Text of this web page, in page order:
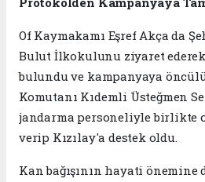
Of Kaymakamı Eşref Akça da
Bulut İlkokulunu ziyaret ederek
bulundu ve kampanyaya
Komutanı Kıdemli Üsteğmen
jandarma personeliyle birlikte
verip Kızılay'a destek oldu.
Kan bağışının hayati